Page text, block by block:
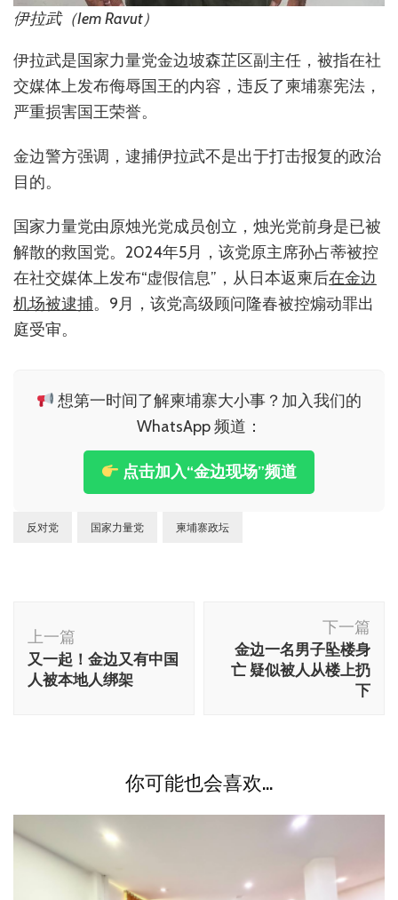
伊拉武（Iem Ravut）
伊拉武是国家力量党金边坡森芷区副主任，被指在社
交媒体上发布侮辱国王的内容，违反了柬埔寨宪法，
严重损害国王荣誉。
金边警方强调，逮捕伊拉武不是出于打击报复的政治
目的。
国家力量党由原烛光党成员创立，烛光党前身是已被
解散的救国党。2024年5月，该党原主席孙占蒂被控
在社交媒体上发布“虚假信息”，从日本返柬后在金边
机场被逮捕。9月，该党高级顾问隆春被控煽动罪出
庭受审。
想第一时间了解柬埔寨大小事？加入我们的
WhatsApp 频道：
点击加入“金边现场”频道
反对党 国家力量党 柬埔寨政坛
文
导
航
上一篇
又一起！金边又有中国
人被本地人绑架
下一篇
金边一名男子坠楼身
亡 疑似被人从楼上扔
下
你可能也会喜欢...